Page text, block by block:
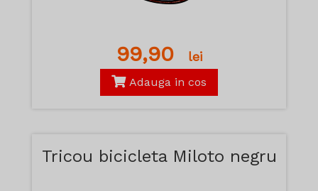
99,90 lei
Adauga in cos
Tricou bicicleta Miloto negru